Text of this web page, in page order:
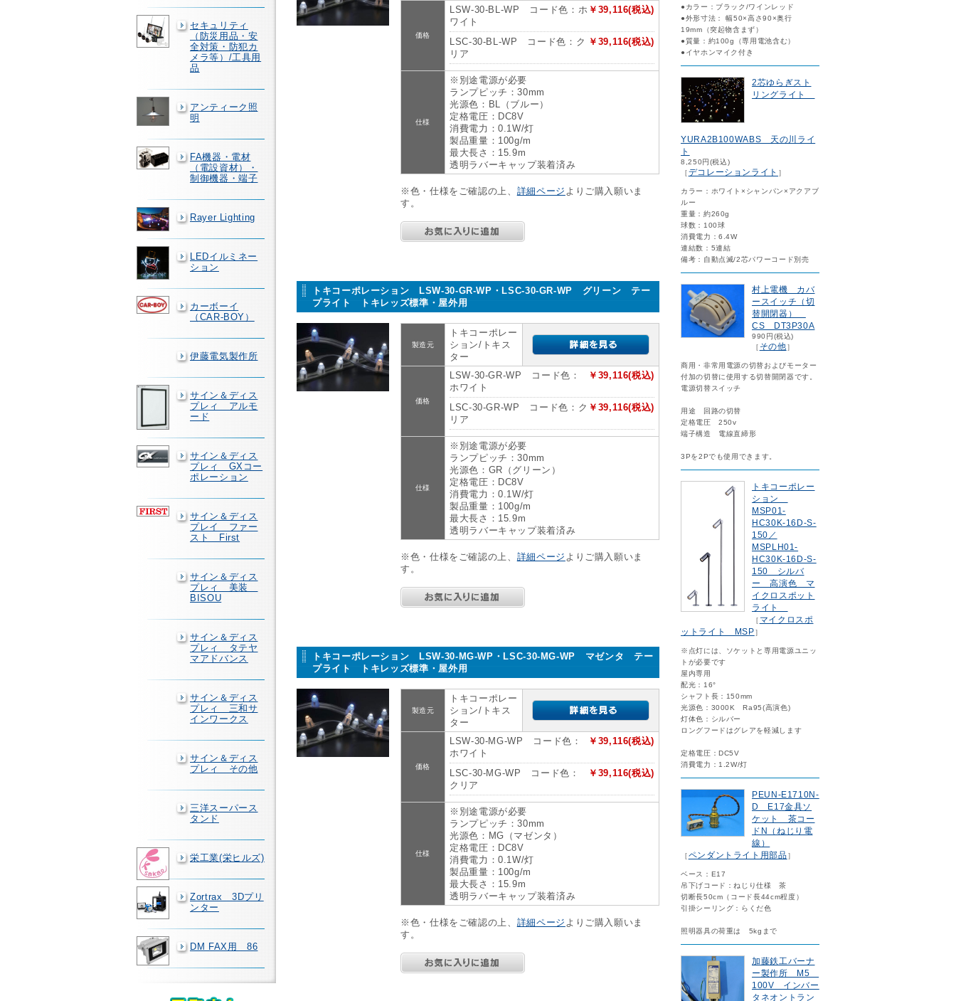
セキュリティ
（防災用品・安
全対策・防犯カ
メラ等）/工具用
品
アンティーク照
明
FA機器・電材
（電設資材）・
制御機器・端子
Rayer Lighting
LEDイルミネー
ション
カーボーイ
（CAR-BOY）
伊藤電気製作所
サイン＆ディス
プレィ アルモ
ード
サイン＆ディス
プレィ GXコー
ポレーション
サイン＆ディス
プレイ ファー
スト First
サイン＆ディス
プレィ 美装
BISOU
サイン＆ディス
プレィ タテヤ
マアドバンス
サイン＆ディス
プレィ 三和サ
インワークス
サイン＆ディス
プレィ その他
三洋スーパース
タンド
栄工業(栄ヒルズ)
Zortrax 3Dプリ
ンター
DM FAX用 86
価格
￥39,116(税込)
LSW-30-BL-WP コード色：ホ
ワイト
￥39,116(税込)
LSC-30-BL-WP コード色：ク
リア
仕様
※別途電源が必要
ランプピッチ：30mm
光源色：BL（ブルー）
定格電圧：DC8V
消費電力：0.1W/灯
製品重量：100g/m
最大長さ：15.9m
透明ラバーキャップ装着済み
※色・仕様をご確認の上、 詳細ページ よりご購入願いま
す。
トキコーポレーション LSW-30-GR-WP・LSC-30-GR-WP グリーン テー
プライト トキレッズ標準・屋外用
製造元
トキコーポレー
ション/トキス
ター
価格
￥39,116(税込)
LSW-30-GR-WP コード色：
ホワイト
￥39,116(税込)
LSC-30-GR-WP コード色：ク
リア
仕様
※別途電源が必要
ランプピッチ：30mm
光源色：GR（グリーン）
定格電圧：DC8V
消費電力：0.1W/灯
製品重量：100g/m
最大長さ：15.9m
透明ラバーキャップ装着済み
※色・仕様をご確認の上、 詳細ページ よりご購入願いま
す。
トキコーポレーション LSW-30-MG-WP・LSC-30-MG-WP マゼンタ テー
プライト トキレッズ標準・屋外用
製造元
トキコーポレー
ション/トキス
ター
価格
￥39,116(税込)
LSW-30-MG-WP コード色：
ホワイト
￥39,116(税込)
LSC-30-MG-WP コード色：
クリア
仕様
※別途電源が必要
ランプピッチ：30mm
光源色：MG（マゼンタ）
定格電圧：DC8V
消費電力：0.1W/灯
製品重量：100g/m
最大長さ：15.9m
透明ラバーキャップ装着済み
※色・仕様をご確認の上、 詳細ページ よりご購入願いま
す。
●カラー：ブラック/ワインレッド
●外形寸法： 幅50×高さ90×奥行
19mm（突起物含まず）
●質量：約100g（専用電池含む）
●イヤホンマイク付き
2芯ゆらぎスト
リングライト
YURA2B100WABS 天の川ライ
ト
8,250円(税込)
［デコレーションライト ］
カラー：ホワイト×シャンパン×アクアブ
ルー
重量：約260g
球数：100球
消費電力：6.4W
連結数：5連結
備考：自動点滅/2芯パワーコード別売
村上電機 カバ
ースイッチ（切
替開閉器）
CS DT3P30A
990円(税込)
［ その他］
商用・非常用電源の切替およびモーター
付加の切替に使用する切替開閉器です。
電源切替スイッチ
用途 回路の切替
定格電圧 250v
端子構造 電線直締形
3Pを2Pでも使用できます。
トキコーポレー
ション
MSP01-
HC30K-16D-S-
150／
MSPLH01-
HC30K-16D-S-
150 シルバ
ー 高演色 マ
イクロスポット
ライト
［ マイクロスポ
ットライト MSP］
※点灯には、ソケットと専用電源ユニッ
トが必要です
屋内専用
配光：16°
シャフト長：150mm
光源色：3000K Ra95(高演色)
灯体色：シルバー
ロングフードはグレアを軽減します
定格電圧：DC5V
消費電力：1.2W/灯
PEUN-E1710N-
D E17金具ソ
ケット 茶コー
ドN（ねじり電
線）
［ペンダントライト用部品］
ベース：E17
吊下げコード：ねじり仕様 茶
切断長50cm（コード長44cm程度）
引掛シーリング：らくだ色
照明器具の荷重は 5kgまで
加藤鉄工バーナ
ー製作所 M5
100V インバー
タネオントラン